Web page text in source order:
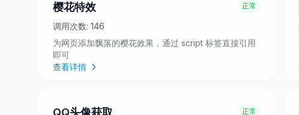
樱花特效 正常
调用次数: 146
为网页添加飘落的樱花效果，通过 script 标签直接引用
即可
查看详情
QQ头像获取 正常